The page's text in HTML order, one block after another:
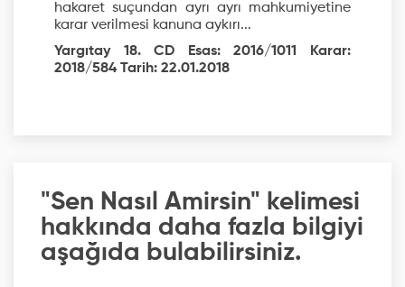
hakaret suçundan ayrı ayrı mahkumiyetine
karar verilmesi kanuna aykırı...
Yargıtay 18. CD Esas: 2016/1011 Karar:
2018/584 Tarih: 22.01.2018
"Sen Nasıl Amirsin" kelimesi
hakkında daha fazla bilgiyi
aşağıda bulabilirsiniz.